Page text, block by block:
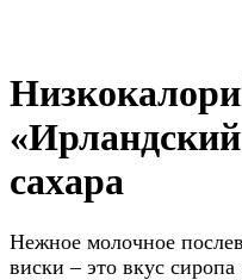
сахара
Нежное молочное
виски – это вкус